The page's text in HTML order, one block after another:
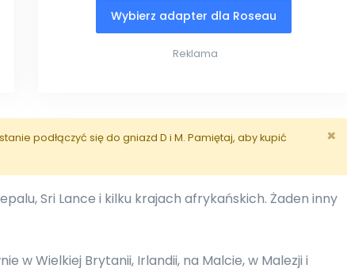
Wybierz adapter dla Roseau
Reklama
×
podłączyć się do gniazd D i M. Pamiętaj, aby kupić
Sri Lance i kilku krajach afrykańskich. Żaden inny
w Wielkiej Brytanii, Irlandii, na Malcie, w Malezji i